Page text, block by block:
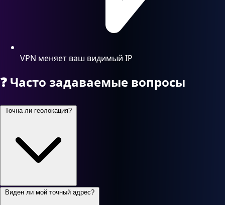
VPN меняет ваш видимый IP
❓ Часто задаваемые вопросы
Точна ли геолокация?
Виден ли мой точный адрес?